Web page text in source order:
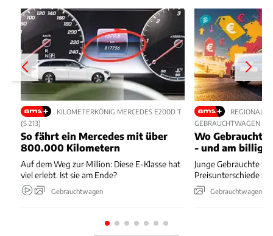
KILOMETERKÖNIG MERCEDES E200D T
(S 213)
So fährt ein Mercedes mit über
800.000 Kilometern
Auf dem Weg zur Million: Diese E-Klasse hat
viel erlebt. Ist sie am Ende?
Gebrauchtwagen
REGIONALE
GEBRAUCHTWAGEN
Wo Gebrauchte
- und am
Junge Gebrauchte
Preisunterschiede
Gebrauchtwagen